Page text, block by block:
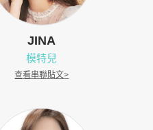
JINA
模特兒
查看串聯貼文>